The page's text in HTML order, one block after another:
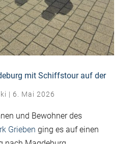
mit Schiffstour auf der
| 6. Mai 2026
und Bewohner des
Grieben ging es auf einen